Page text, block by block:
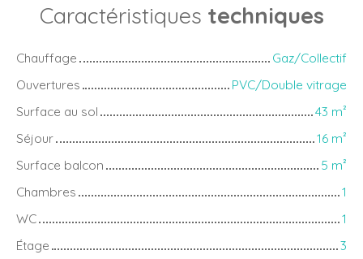
Caractéristiques techniques
Chauffage
Gaz/Collectif
Ouvertures
PVC/Double vitrage
Surface au sol
43 m²
Séjour
16 m²
Surface balcon
5 m²
Chambres
1
WC
1
Étage
3